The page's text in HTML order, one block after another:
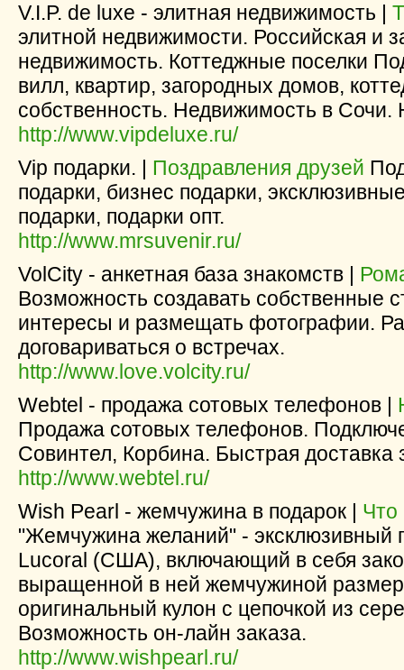
V.I.P. de luxe - элитная недвижимость |
элитной недвижимости. Российская и
недвижимость. Коттеджные поселки
вилл, квартир, загородных домов,
собственность. Недвижимость в
http://www.vipdeluxe.ru/
Vip подарки. | Поздравления друзей
подарки, бизнес подарки,
подарки, подарки опт.
http://www.mrsuvenir.ru/
VolCity - анкетная база знакомств |
Возможность создавать собственные
интересы и размещать фотографии.
договариваться о встречах.
http://www.love.volcity.ru/
Webtel - продажа сотовых телефонов |
Продажа сотовых телефонов.
Совинтел, Корбина. Быстрая доставка
http://www.webtel.ru/
Wish Pearl - жемчужина в подарок | Что
"Жемчужина желаний" -
Lucoral (США), включающий в себя
выращенной в ней жемчужиной
оригинальный кулон с цепочкой из
Возможность он-лайн заказа.
http://www.wishpearl.ru/